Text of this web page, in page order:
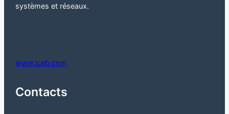
systèmes et réseaux.
www.iceb.com
Contacts